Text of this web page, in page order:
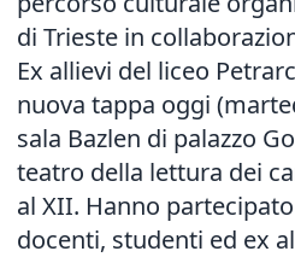
di Trieste in
Ex allievi del liceo
nuova tappa oggi
sala Bazlen di palazzo
teatro della lettura dei
al XII. Hanno
docenti, studenti ed ex